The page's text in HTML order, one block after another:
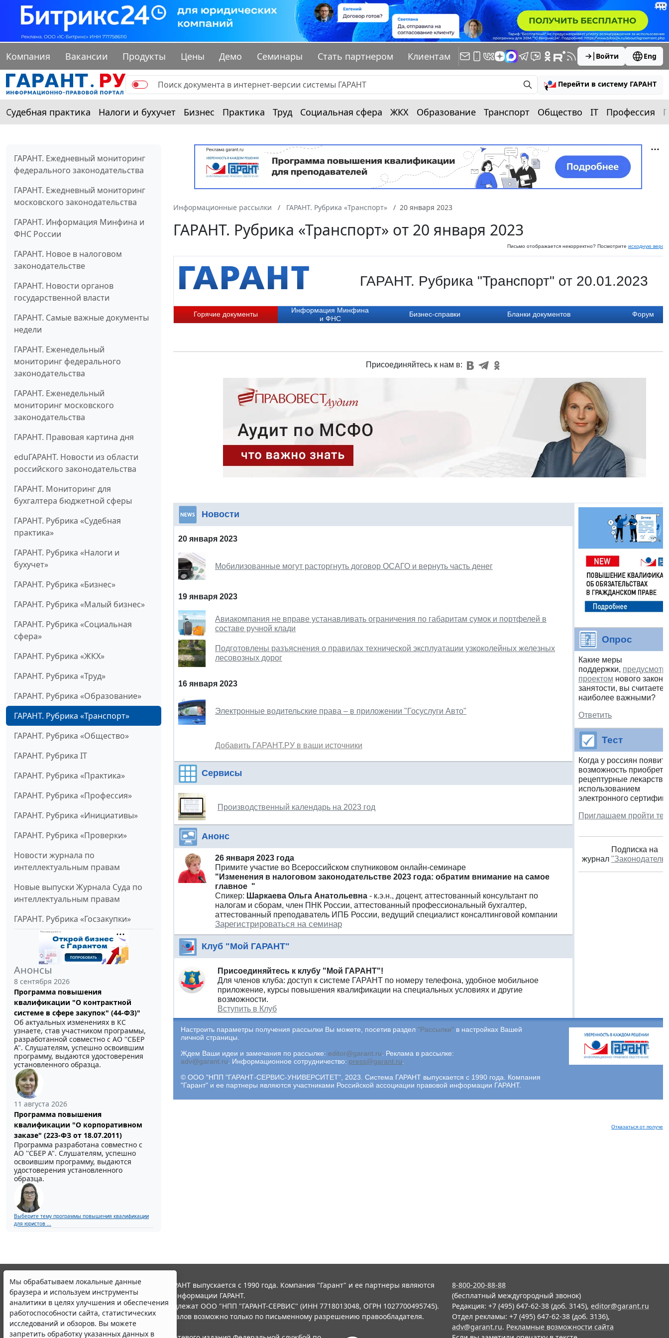
Компания Вакансии Продукты Цены Демо Семинары Стать партнером Клиентам Войти Eng
Перейти в систему ГАРАНТ
Судебная практика Налоги и бухучет Бизнес Практика Труд Социальная сфера ЖКХ Образование Транспорт Общество IT Профессия
ГАРАНТ. Ежедневный мониторинг
федерального законодательства
ГАРАНТ. Ежедневный мониторинг
московского законодательства
ГАРАНТ. Информация Минфина и
ФНС России
ГАРАНТ. Новое в налоговом
законодательстве
ГАРАНТ. Новости органов
государственной власти
ГАРАНТ. Самые важные документы
недели
ГАРАНТ. Еженедельный
мониторинг федерального
законодательства
ГАРАНТ. Еженедельный
мониторинг московского
законодательства
ГАРАНТ. Правовая картина дня
eduГАРАНТ. Новости из области
российского законодательства
ГАРАНТ. Мониторинг для
бухгалтера бюджетной сферы
ГАРАНТ. Рубрика «Судебная
практика»
ГАРАНТ. Рубрика «Налоги и
бухучет»
ГАРАНТ. Рубрика «Бизнес»
ГАРАНТ. Рубрика «Малый бизнес»
ГАРАНТ. Рубрика «Социальная
сфера»
ГАРАНТ. Рубрика «ЖКХ»
ГАРАНТ. Рубрика «Труд»
ГАРАНТ. Рубрика «Образование»
ГАРАНТ. Рубрика «Транспорт»
ГАРАНТ. Рубрика «Общество»
ГАРАНТ. Рубрика IT
ГАРАНТ. Рубрика «Практика»
ГАРАНТ. Рубрика «Профессия»
ГАРАНТ. Рубрика «Инициативы»
ГАРАНТ. Рубрика «Проверки»
Новости журнала по
интеллектуальным правам
Новые выпуски Журнала Суда по
интеллектуальным правам
ГАРАНТ. Рубрика «Госзакупки»
Анонсы
8 сентября 2026
Программа повышения
квалификации "О контрактной
системе в сфере закупок" (44-ФЗ)"
Об актуальных изменениях в КС
узнаете, став участником программы,
разработанной совместно с АО ''СБЕР
А". Слушателям, успешно освоившим
программу, выдаются удостоверения
установленного образца.
11 августа 2026
Программа повышения
квалификации "О корпоративном
заказе" (223-ФЗ от 18.07.2011)
Программа разработана совместно с
АО ''СБЕР А". Слушателям, успешно
освоившим программу, выдаются
удостоверения установленного
образца.
Выберите тему программы повышения квалификации
для юристов ...
Информационные рассылки ГАРАНТ. Рубрика «Транспорт» 20 января 2023
ГАРАНТ. Рубрика «Транспорт» от 20 января 2023
Письмо отображается некорректно? Посмотрите исходную
ГАРАНТ. Рубрика "Транспорт" от 20.01.2023
Горячие документы
Информация Минфина
и ФНС
Бизнес-справки Бланки документов Форум
Присоединяйтесь к нам в:
Новости
20 января 2023
Мобилизованные могут расторгнуть договор ОСАГО и вернуть часть денег
19 января 2023
Авиакомпания не вправе устанавливать ограничения по габаритам сумок и портфелей в
составе ручной клади
Подготовлены разъяснения о правилах технической эксплуатации узкоколейных железных
лесовозных дорог
16 января 2023
Электронные водительские права – в приложении "Госуслуги Авто"
Добавить ГАРАНТ.РУ в ваши источники
Сервисы
Производственный календарь на 2023 год
Анонс
26 января 2023 года
Примите участие во Всероссийском спутниковом онлайн-семинаре
"Изменения в налоговом законодательстве 2023 года: обратим внимание на самое
главное "
Спикер: Шаркаева Ольга Анатольевна - к.э.н., доцент, аттестованный консультант по
налогам и сборам, член ПНК России, аттестованный профессиональный бухгалтер,
аттестованный преподаватель ИПБ России, ведущий специалист консалтинговой компании
Зарегистрироваться на семинар
Клуб "Мой ГАРАНТ"
Присоединяйтесь к клубу "Мой ГАРАНТ"!
Для членов клуба: доступ к системе ГАРАНТ по номеру телефона, удобное мобильное
приложение, курсы повышения квалификации на специальных условиях и другие
возможности.
Вступить в Клуб
Опрос
Какие меры
поддержки,
проектом нового
занятости, вы считаете
наиболее важными?
Ответить
Тест
Когда у россиян
возможность
рецептурные лекарства
использованием
электронного
Приглашаем пройти
Подписка на
журнал
Настроить параметры получения рассылки Вы можете, посетив раздел "Рассылки" в настройках Вашей
личной страницы.
Ждем Ваши идеи и замечания по рассылке: editor@garant.ru. Реклама в рассылке:
adv@garant.ru. Информационное сотрудничество: press@garant.ru.
© ООО "НПП "ГАРАНТ-СЕРВИС-УНИВЕРСИТЕТ", 2023. Система ГАРАНТ выпускается с 1990 года. Компания
"Гарант" и ее партнеры являются участниками Российской ассоциации правовой информации ГАРАНТ.
Отказаться от
Мы обрабатываем локальные данные
браузера и используем инструменты
аналитики в целях улучшения и обеспечения
работоспособности сайта, статистических
исследований и обзоров. Вы можете
запретить обработку указанных данных в
© ООО "НПП "ГАРАНТ-СЕРВИС", 2026. Система ГАРАНТ выпускается с 1990 года. Компания "Гарант" и ее партнеры являются
участниками Российской ассоциации правовой информации ГАРАНТ.
Все права на материалы сайта ГАРАНТ.РУ принадлежат ООО "НПП "ГАРАНТ-СЕРВИС" (ИНН 7718013048, ОГРН 1027700495745).
Полное или частичное воспроизведение материалов возможно только по письменному разрешению правообладателя.
Правила использования портала.
8-800-200-88-88
(бесплатный междугородный звонок)
Редакция: +7 (495) 647-62-38 (доб. 3145), editor@garant.ru
Отдел рекламы: +7 (495) 647-62-38 (доб. 3136),
adv@garant.ru. Рекламные возможности сайта